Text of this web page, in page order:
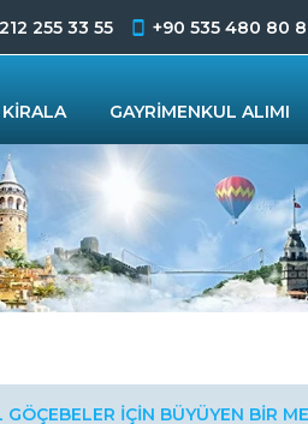
İÇİN BÜYÜYEN BİR
255 33 55 +90 535 480 80
KİRALA GAYRİMENKUL ALIMI